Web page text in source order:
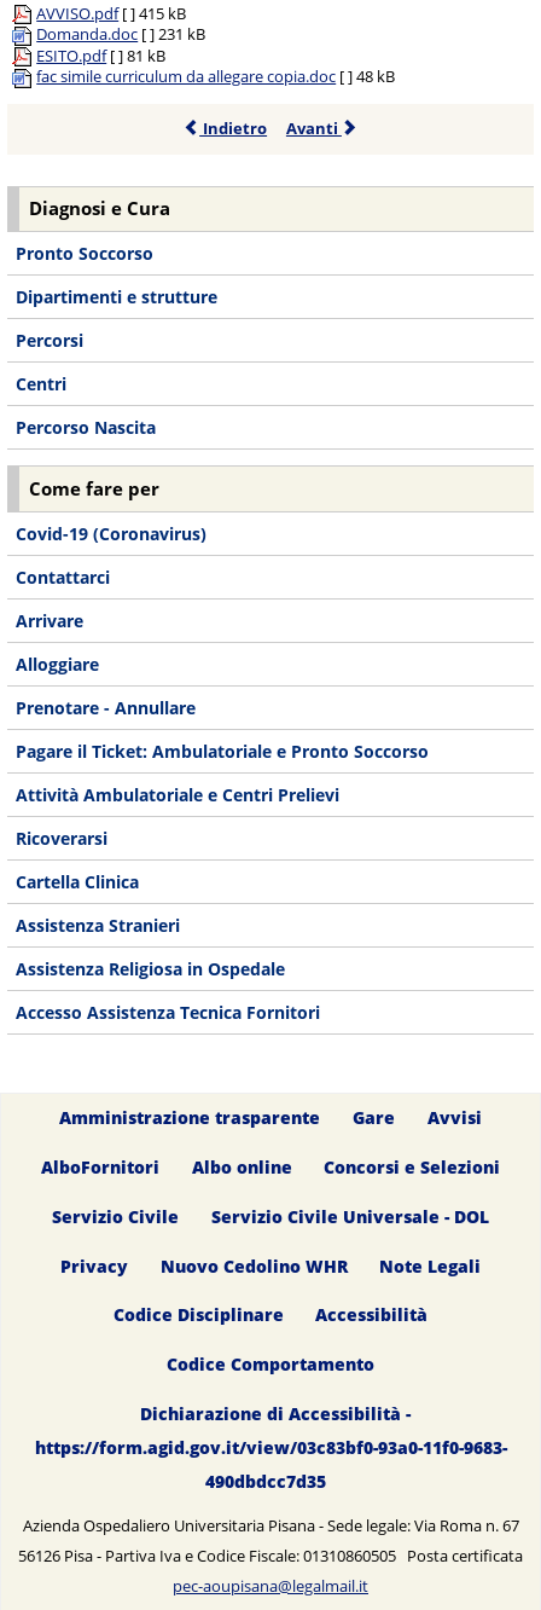
AVVISO.pdf [ ]415 kB
Domanda.doc [ ]231 kB
ESITO.pdf [ ]81 kB
fac simile curriculum da allegare copia.doc [ ]48 kB
Indietro Avanti
Diagnosi e Cura
Pronto Soccorso
Dipartimenti e strutture
Percorsi
Centri
Percorso Nascita
Come fare per
Covid-19 (Coronavirus)
Contattarci
Arrivare
Alloggiare
Prenotare - Annullare
Pagare il Ticket: Ambulatoriale e Pronto Soccorso
Attività Ambulatoriale e Centri Prelievi
Ricoverarsi
Cartella Clinica
Assistenza Stranieri
Assistenza Religiosa in Ospedale
Accesso Assistenza Tecnica Fornitori
Amministrazione trasparente Gare Avvisi
AlboFornitori Albo online Concorsi e Selezioni
Servizio Civile Servizio Civile Universale - DOL
Privacy Nuovo Cedolino WHR Note Legali
Codice Disciplinare Accessibilità
Codice Comportamento
Dichiarazione di Accessibilità -
https://form.agid.gov.it/view/03c83bf0-93a0-11f0-9683-
490dbdcc7d35
Azienda Ospedaliero Universitaria Pisana - Sede legale: Via Roma n. 67
56126 Pisa - Partiva Iva e Codice Fiscale: 01310860505 Posta certificata
pec-aoupisana@legalmail.it